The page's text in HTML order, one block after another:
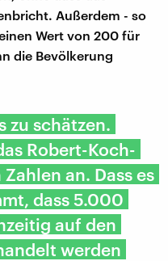
Außerdem - so
Wert von 200 für
die Bevölkerung
zu schätzen.
Robert-Koch-
an. Dass es
dass 5.000
auf den
werden